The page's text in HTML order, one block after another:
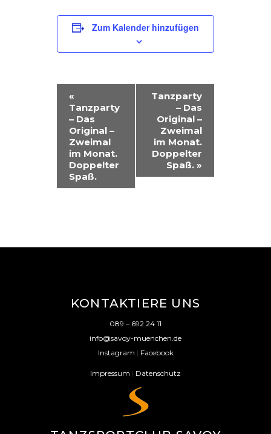
Zum Kalender hinzufügen
V
E
R
A
N
S
L
«
Tanzparty
– Das
Original –
Zweimal
im Monat.
Doppelter
Spaß.
Tanzparty
– Das
Original –
Zweimal
im Monat.
Doppelter
Spaß. »
KONTAKTIERE UNS
089 – 692 24 11
info@savoy-muenchen.de
Instagram | Facebook
Impressum | Datenschutz